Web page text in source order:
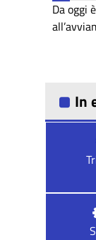
Da oggi
In